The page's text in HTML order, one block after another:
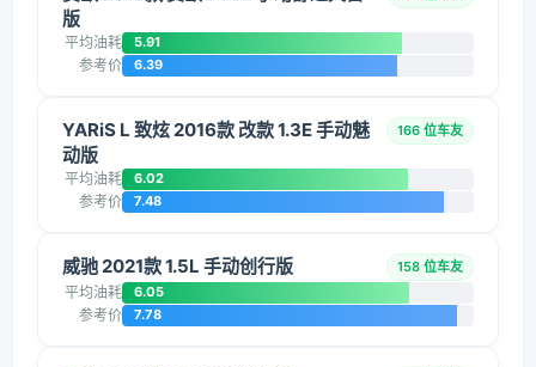
版
平均油耗 5.91
参考价 6.39
YARiS L 致炫 2016款 改款 1.3E 手动魅
动版
166 位车友
平均油耗 6.02
参考价 7.48
威驰 2021款 1.5L 手动创行版 158 位车友
平均油耗 6.05
参考价 7.78